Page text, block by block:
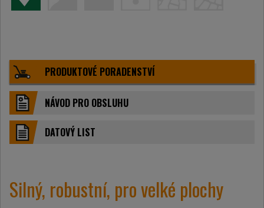
PRODUKTOVÉ PORADENSTVÍ
NÁVOD PRO OBSLUHU
DATOVÝ LIST
Silný, robustní, pro velké plochy